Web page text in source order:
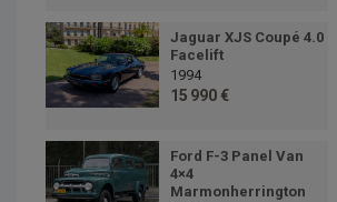
Jaguar XJS Coupé 4.0
Facelift
1994
15 990 €
Ford F-3 Panel Van
4×4
Marmonherrington